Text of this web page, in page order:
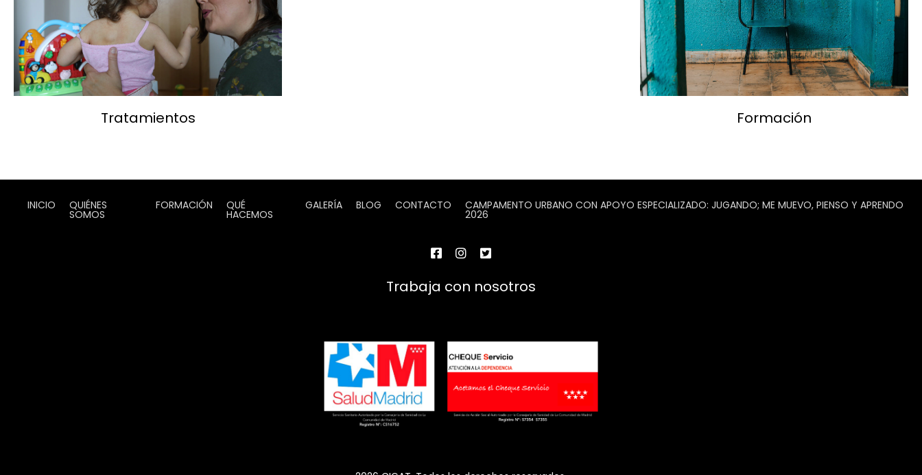
Tratamientos Formación
INICIO QUIÉNES
SOMOS
FORMACIÓN QUÉ
HACEMOS
GALERÍA BLOG CONTACTO CAMPAMENTO URBANO CON APOYO ESPECIALIZADO: JUGANDO; ME MUEVO, PIENSO Y APRENDO
2026
Trabaja con nosotros